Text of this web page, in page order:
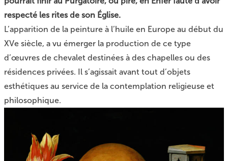
respecté les rites de son Église.
L’apparition de la peinture à l’huile en Europe au début du
XVe siècle, a vu émerger la production de ce type
d’œuvres de chevalet destinées à des chapelles ou des
résidences privées. Il s’agissait avant tout d’objets
esthétiques au service de la contemplation religieuse et
philosophique.